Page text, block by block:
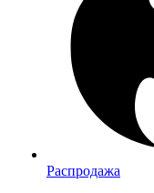
Распродажа